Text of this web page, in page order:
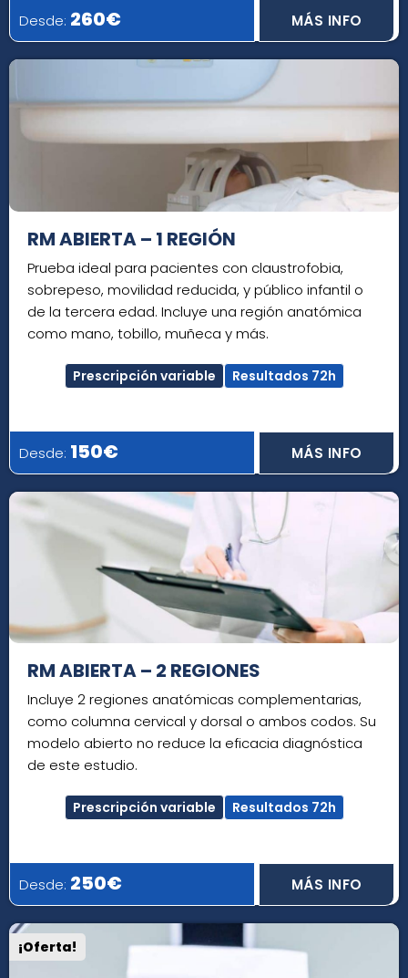
Desde: 260€ MÁS INFO
RM ABIERTA – 1 REGIÓN
Prueba ideal para pacientes con claustrofobia,
sobrepeso, movilidad reducida, y público infantil o
de la tercera edad. Incluye una región anatómica
como mano, tobillo, muñeca y más.
Prescripción variable Resultados 72h
Desde: 150€ MÁS INFO
RM ABIERTA – 2 REGIONES
Incluye 2 regiones anatómicas complementarias,
como columna cervical y dorsal o ambos codos. Su
modelo abierto no reduce la eficacia diagnóstica
de este estudio.
Prescripción variable Resultados 72h
Desde: 250€ MÁS INFO
¡Oferta!